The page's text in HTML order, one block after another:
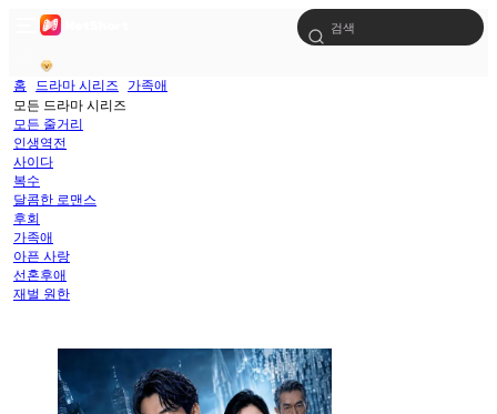
홈 드라마 시리즈 가족애
모든 드라마 시리즈
모든 줄거리
인생역전
사이다
복수
달콤한 로맨스
후회
가족애
아픈 사랑
선혼후애
재벌 원한